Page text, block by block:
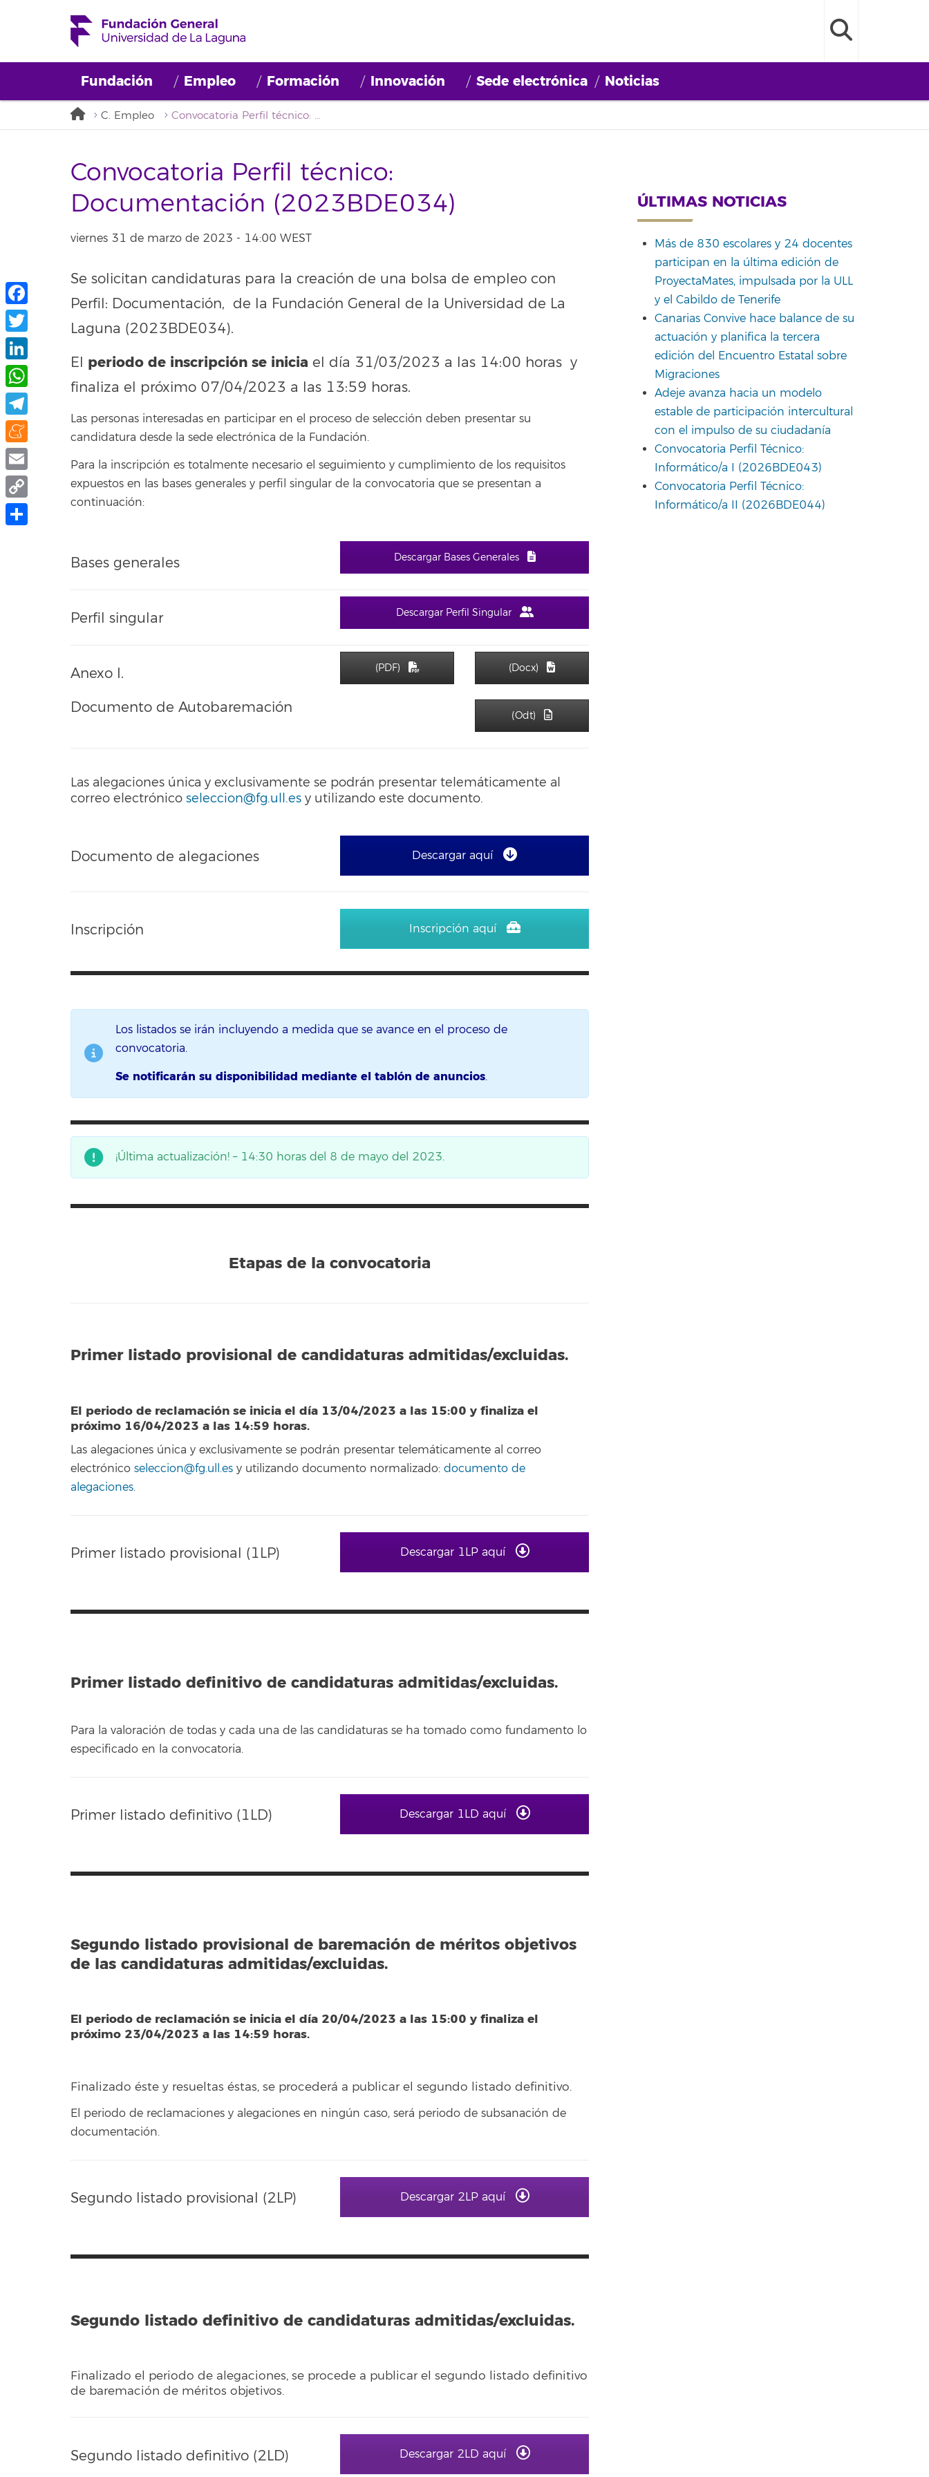
Fundación Empleo Formación Innovación Sede electrónica Noticias
C. Empleo Convocatoria Perfil técnico: Documentación (2023BDE034)
Convocatoria Perfil técnico:
Documentación (2023BDE034)
viernes 31 de marzo de 2023 - 14:00 WEST
Se solicitan candidaturas para la creación de una bolsa de empleo con
Perfil: Documentación, de la Fundación General de la Universidad de La
Laguna (2023BDE034).
El periodo de inscripción se inicia el día 31/03/2023 a las 14:00 horas y
finaliza el próximo 07/04/2023 a las 13:59 horas.
Las personas interesadas en participar en el proceso de selección deben presentar su
candidatura desde la sede electrónica de la Fundación.
Para la inscripción es totalmente necesario el seguimiento y cumplimiento de los requisitos
expuestos en las bases generales y perfil singular de la convocatoria que se presentan a
continuación:
Bases generales Descargar Bases Generales
Perfil singular Descargar Perfil Singular
Anexo I.
Documento de Autobaremación
(PDF) (Docx)
(Odt)
Las alegaciones única y exclusivamente se podrán presentar telemáticamente al
correo electrónico seleccion@fg.ull.es y utilizando este documento.
Documento de alegaciones Descargar aquí
Inscripción Inscripción aquí
Los listados se irán incluyendo a medida que se avance en el proceso de
convocatoria.
Se notificarán su disponibilidad mediante el tablón de anuncios.
¡Última actualización! – 14:30 horas del 8 de mayo del 2023.
Etapas de la convocatoria
Primer listado provisional de candidaturas admitidas/excluidas.
El periodo de reclamación se inicia el día 13/04/2023 a las 15:00 y finaliza el
próximo 16/04/2023 a las 14:59 horas.
Las alegaciones única y exclusivamente se podrán presentar telemáticamente al correo
electrónico seleccion@fg.ull.es y utilizando documento normalizado: documento de
alegaciones.
Primer listado provisional (1LP) Descargar 1LP aquí
Primer listado definitivo de candidaturas admitidas/excluidas.
Para la valoración de todas y cada una de las candidaturas se ha tomado como fundamento lo
especificado en la convocatoria.
Primer listado definitivo (1LD) Descargar 1LD aquí
Segundo listado provisional de baremación de méritos objetivos
de las candidaturas admitidas/excluidas.
El periodo de reclamación se inicia el día 20/04/2023 a las 15:00 y finaliza el
próximo 23/04/2023 a las 14:59 horas.
Finalizado éste y resueltas éstas, se procederá a publicar el segundo listado definitivo.
El periodo de reclamaciones y alegaciones en ningún caso, será periodo de subsanación de
documentación.
Segundo listado provisional (2LP) Descargar 2LP aquí
Segundo listado definitivo de candidaturas admitidas/excluidas.
Finalizado el periodo de alegaciones, se procede a publicar el segundo listado definitivo
de baremación de méritos objetivos.
Segundo listado definitivo (2LD) Descargar 2LD aquí
ÚLTIMAS NOTICIAS
Más de 830 escolares y 24 docentes
participan en la última edición de
ProyectaMates, impulsada por la ULL
y el Cabildo de Tenerife
Canarias Convive hace balance de su
actuación y planifica la tercera
edición del Encuentro Estatal sobre
Migraciones
Adeje avanza hacia un modelo
estable de participación intercultural
con el impulso de su ciudadanía
Convocatoria Perfil Técnico:
Informático/a I (2026BDE043)
Convocatoria Perfil Técnico:
Informático/a II (2026BDE044)
Facebook
Twitter
LinkedIn
WhatsApp
Telegram
Meneame
Email
Copy